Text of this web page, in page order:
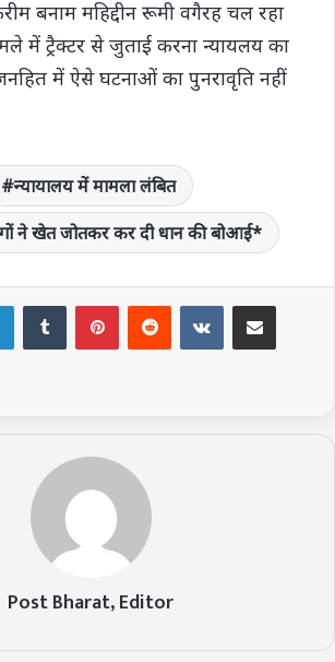
बनाम महिद्दीन रूमी वगैरह चल रहा
में ट्रैक्टर से जुताई करना न्यायलय का
में ऐसे घटनाओं का पुनरावृति नहीं
न्यायालय में मामला लंबित
ने खेत जोतकर कर दी धान की बोआई*
LinkedInTumblrPinterestRedditVKontakte
Share via Email
Post Bharat, Editor